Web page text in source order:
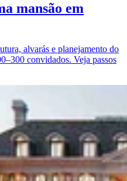
mansão em
alvarás e planejamento do
convidados. Veja passos